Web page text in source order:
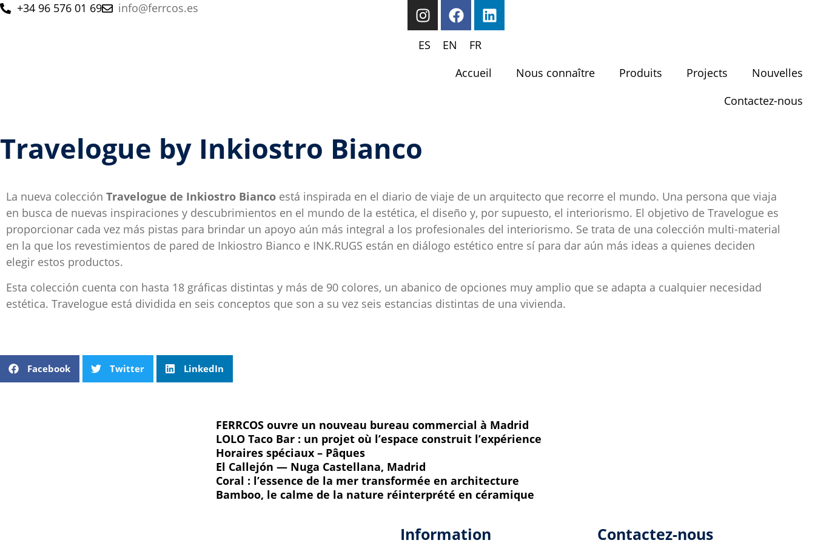
+34 96 576 01 69 info@ferrcos.es
ES EN
FR
Accueil
Nous connaître Produits Projects
Nouvelles
Contactez-nous
Travelogue by Inkiostro Bianco
La nueva colección Travelogue de Inkiostro Bianco está inspirada en el diario de viaje de un arquitecto que recorre el mundo. Una persona que viaja
en busca de nuevas inspiraciones y descubrimientos en el mundo de la estética, el diseño y, por supuesto, el interiorismo. El objetivo de Travelogue es
proporcionar cada vez más pistas para brindar un apoyo aún más integral a los profesionales del interiorismo. Se trata de una colección multi-material
en la que los revestimientos de pared de Inkiostro Bianco e INK.RUGS están en diálogo estético entre sí para dar aún más ideas a quienes deciden
elegir estos productos.
Esta colección cuenta con hasta 18 gráficas distintas y más de 90 colores, un abanico de opciones muy amplio que se adapta a cualquier necesidad
estética. Travelogue está dividida en seis conceptos que son a su vez seis estancias distintas de una vivienda.
Facebook Twitter LinkedIn
FERRCOS ouvre un nouveau bureau commercial à Madrid
LOLO Taco Bar : un projet où l’espace construit l’expérience
Horaires spéciaux – Pâques
El Callejón — Nuga Castellana, Madrid
Coral : l’essence de la mer transformée en architecture
Bamboo, le calme de la nature réinterprété en céramique
Information Contactez-nous